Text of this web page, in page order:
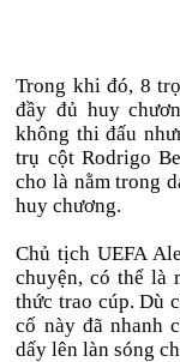
Trong khi đó, 8
đầy đủ huy
không thi đấu
trụ cột Rodrigo
cho là nằm trong
huy chương.
Chủ tịch UEFA
chuyện, có thể là
thức trao cúp. Dù
cố này đã nhanh
dấy lên làn sóng